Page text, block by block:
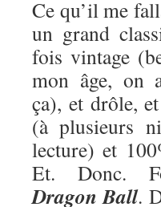
Ce qu’il me
un grand
fois vintage
mon âge, on
ça), et drôle,
(à plusieurs
lecture) et
Et. Donc.
Dragon Ball.